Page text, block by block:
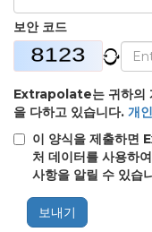
보안 코드
Extrapolate는 귀하의
을 다하고 있습니다. 개
이 양식을 제출하면
처 데이터를 사용하
사항을 알릴 수 있습
보내기